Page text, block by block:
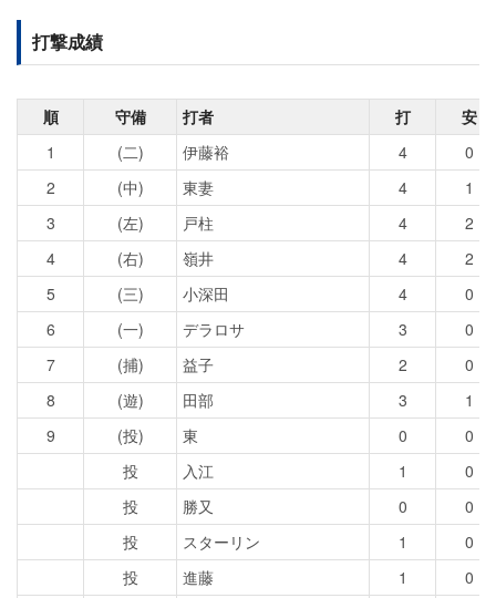
打撃成績
順 守備 打者 打
安
1
(二) 伊藤裕 4
0
2
(中) 東妻 4
1
3
(左) 戸柱 4
2
4
(右) 嶺井 4
2
5
(三) 小深田 4
0
6
(一) デラロサ 3
0
7
(捕) 益子 2
0
8
(遊) 田部 3
1
9
(投) 東 0
0
投
入江 1
0
投
勝又 0
0
投
スターリン 1
0
投
進藤 1
0